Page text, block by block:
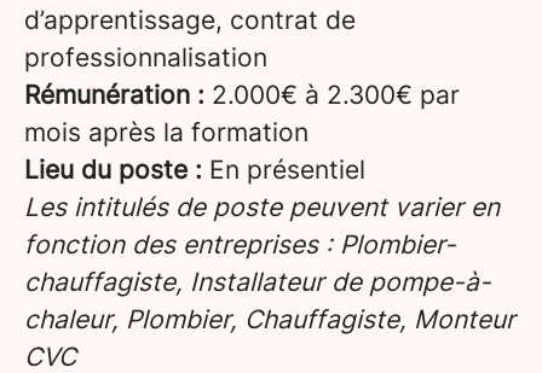
d’apprentissage, contrat de
professionnalisation
Rémunération : 2.000€ à 2.300€ par
mois après la formation
Lieu du poste : En présentiel
Les intitulés de poste peuvent varier en
fonction des entreprises : Plombier-
chauffagiste, Installateur de pompe-à-
chaleur, Plombier, Chauffagiste, Monteur
CVC